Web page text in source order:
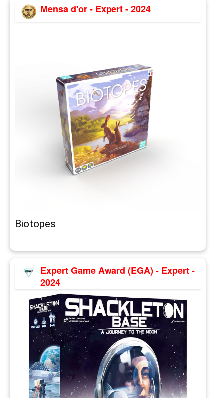
Mensa d'or - Expert - 2024
Biotopes
Expert Game Award (EGA) - Expert -
2024